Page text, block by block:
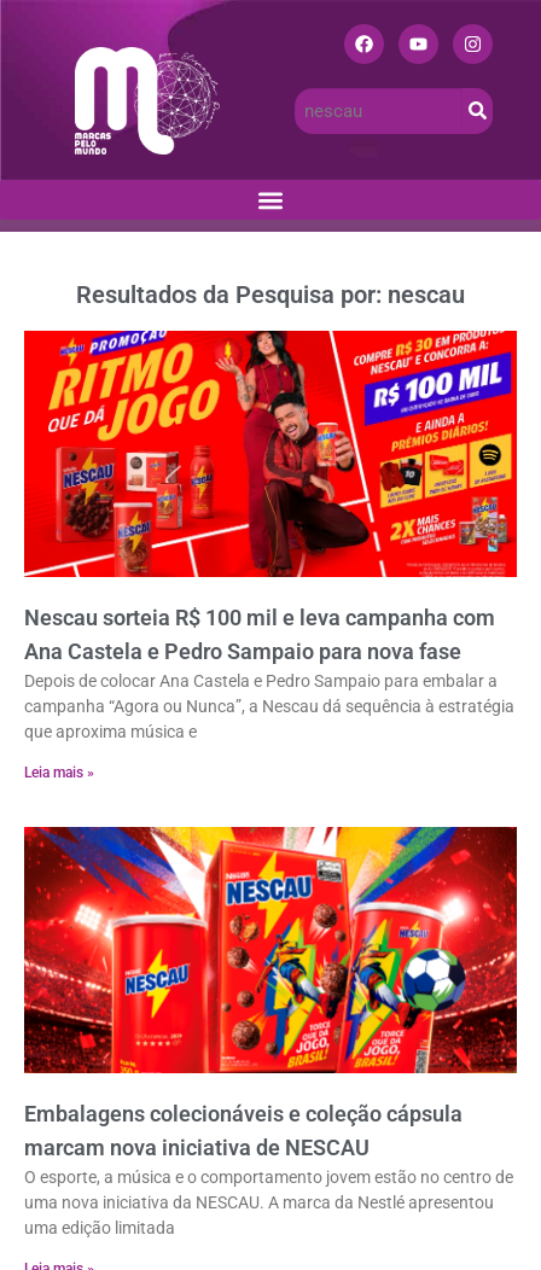
Resultados da Pesquisa por: nescau
Nescau sorteia R$ 100 mil e leva campanha com
Ana Castela e Pedro Sampaio para nova fase
Depois de colocar Ana Castela e Pedro Sampaio para embalar a
campanha “Agora ou Nunca”, a Nescau dá sequência à estratégia
que aproxima música e
Leia mais »
Embalagens colecionáveis e coleção cápsula
marcam nova iniciativa de NESCAU
O esporte, a música e o comportamento jovem estão no centro de
uma nova iniciativa da NESCAU. A marca da Nestlé apresentou
uma edição limitada